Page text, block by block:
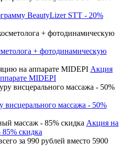
BeautyLizer STT - 20%
+ фотодинамическую
Акция
MIDEPI
массажа - 50%
Акция на
скидка